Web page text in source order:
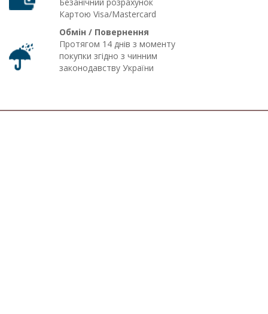
Картою Visa/Mastercard
Обмін / Повернення
Протягом 14 днів з моменту
покупки згідно з чинним
законодавству України